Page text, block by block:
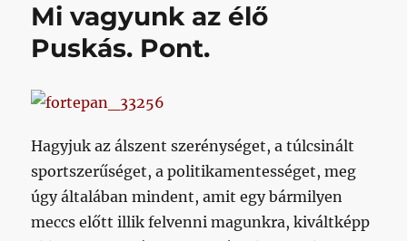
Mi vagyunk az élő
Puskás. Pont.
Hagyjuk az álszent szerénységet, a túlcsinált
sportszerűséget, a politikamentességet, meg
úgy általában mindent, amit egy bármilyen
meccs előtt illik felvenni magunkra, kiváltképp